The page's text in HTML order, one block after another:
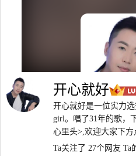
开心就好
开心就好是一位实力
girl。唱了31年的歌，
心里头>,欢迎大家下方
Ta关注了 27个网友 Ta